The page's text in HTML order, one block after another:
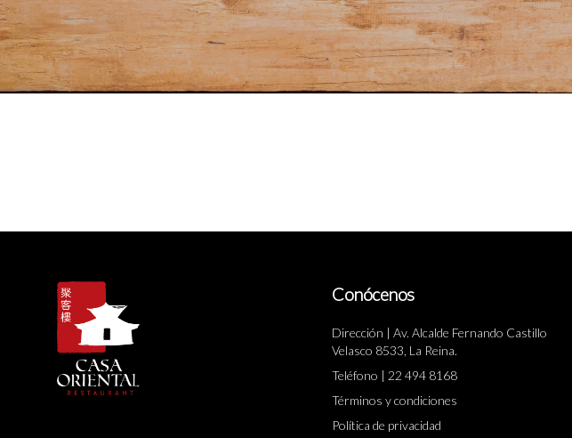
Conócenos
Dirección | Av. Alcalde Fernando Castillo
Velasco 8533, La Reina.
Teléfono | 22 494 8168
Términos y condiciones
Política de privacidad